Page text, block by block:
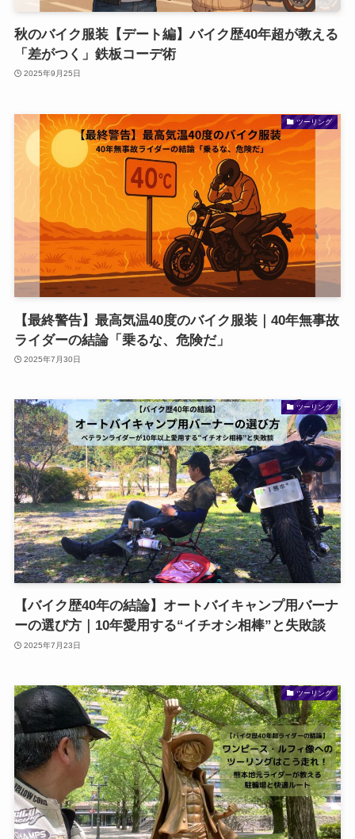
秋のバイク服装【デート編】バイク歴40年超が教える
「差がつく」鉄板コーデ術
2025年9月25日
ツーリング
【最終警告】最高気温40度のバイク服装｜40年無事故
ライダーの結論「乗るな、危険だ」
2025年7月30日
ツーリング
【バイク歴40年の結論】オートバイキャンプ用バーナ
ーの選び方｜10年愛用する“イチオシ相棒”と失敗談
2025年7月23日
ツーリング